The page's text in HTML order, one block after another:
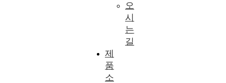
오
시
는
길
제
품
소